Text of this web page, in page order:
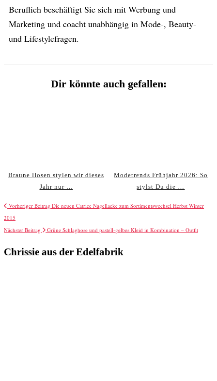
Beruflich beschäftigt Sie sich mit Werbung und
Marketing und coacht unabhängig in Mode-, Beauty-
und Lifestylefragen.
Dir könnte auch gefallen:
Braune Hosen stylen wir dieses
Jahr nur …
Modetrends Frühjahr 2026: So
stylst Du die …
Vorheriger Beitrag Die neuen Catrice Nagellacke zum Sortimentswechsel Herbst Winter
2015
Nächster Beitrag
Grüne Schlaghose und pastell-gelbes Kleid in Kombination – Outfit
Chrissie aus der Edelfabrik